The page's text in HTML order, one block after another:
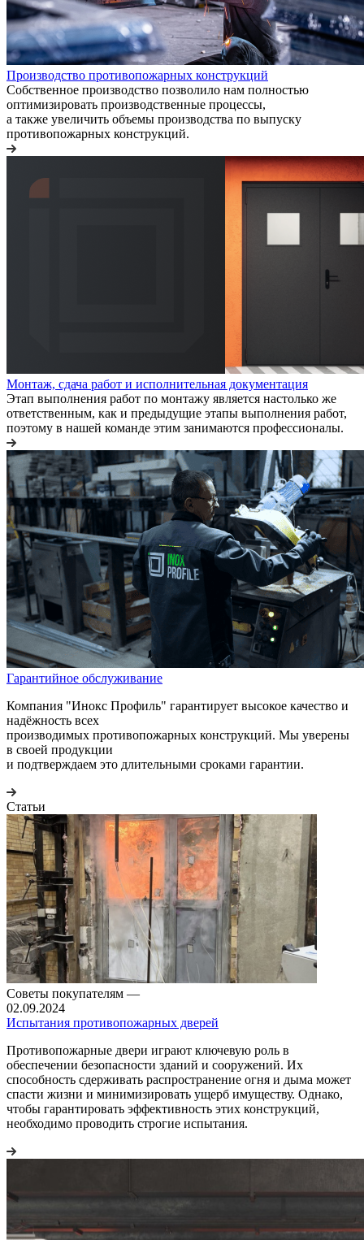
Производство противопожарных конструкций
Собственное производство позволило нам полностью
оптимизировать производственные процессы,
а также увеличить объемы производства по выпуску
противопожарных конструкций.
Монтаж, сдача работ и исполнительная документация
Этап выполнения работ по монтажу является настолько же
ответственным, как и предыдущие этапы выполнения работ,
поэтому в нашей команде этим занимаются профессионалы.
Гарантийное обслуживание
Компания "Инокс Профиль" гарантирует высокое качество и
надёжность всех
производимых противопожарных конструкций. Мы уверены
в своей продукции
и подтверждаем это длительными сроками гарантии.
Статьи
Советы покупателям —
02.09.2024
Испытания противопожарных дверей
Противопожарные двери играют ключевую роль в
обеспечении безопасности зданий и сооружений. Их
способность сдерживать распространение огня и дыма может
спасти жизни и минимизировать ущерб имуществу. Однако,
чтобы гарантировать эффективность этих конструкций,
необходимо проводить строгие испытания.